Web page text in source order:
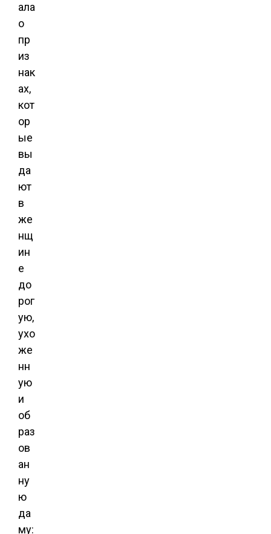
ала
о
пр
из
нак
ах,
кот
ор
ые
вы
да
ют
в
же
нщ
ин
е
до
рог
ую,
ухо
же
нн
ую
и
об
раз
ов
ан
ну
ю
да
му: